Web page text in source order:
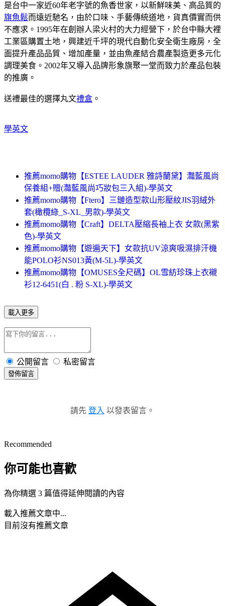
是台中一家近60年老字號的魚香世家，以新鮮味美、高品質的
旗魚鬆而遠近馳名，由於口味、手藝傳統道地，貨真價實而供
不應求。1995年在創辦人梁火村的大力經營下，於台中縣大裡
工業區購置土地，興建近千坪的現代自動化安全衛生廠房，全
面提升產品品質、增加產量，並由魚產結合農產製造更多元化
調理美食。2002年又導入品牌形象旗聚一堂而致力於產品包裝
的推廣。
送禮最佳的選擇丸文禮盒 。
學英文
推薦momo購物【ESTEE LAUDER 雅詩蘭黛】灩藍風尚
保養組+贈(灩藍風尚巧妝包三入組)-學英文
推薦momo購物【Ftero】三鏈造型款山形壓紋JIS羽絨外
套(橄欖綠_S-XL_男款)-學英文
推薦momo購物【Craft】DELTA壓縮長袖上衣 女款(黑紫
色)-學英文
推薦momo購物【遊遍天下】女款抗UV涼爽吸濕排汗機
能POLO衫NS013黃(M-5L)-學英文
推薦momo購物【OMUSES全尺碼】OL雪紡珍珠上衣襯
衫12-6451(白 . 粉 S-XL)-學英文
載入更多
公開留言 私密留言
發佈留言
請先 登入 以發表留言。
Recommended
你可能也喜歡
為你精選 3 篇值得延伸閱讀的內容
載入推薦文章中...
目前沒有推薦文章